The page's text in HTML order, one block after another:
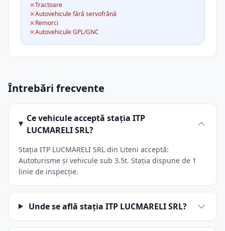
Tractoare
Autovehicule fără servofrână
Remorci
Autovehicule GPL/GNC
Întrebări frecvente
Ce vehicule acceptă stația ITP
LUCMARELI SRL?
Stația ITP LUCMARELI SRL din Liteni acceptă:
Autoturisme și vehicule sub 3.5t. Stația dispune de 1
linie de inspecție.
Unde se află stația ITP LUCMARELI SRL?